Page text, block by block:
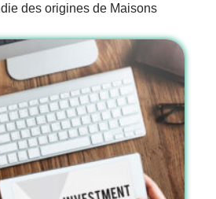
des origines de Maisons